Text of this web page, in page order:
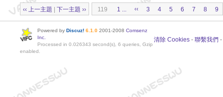
‹‹ 上一主題 下一主題 ›› 119 1 ... ‹‹ 3 4 5 6 7 8 9
清除 Cookies - 聯繫我們 -
Powered by Discuz! 6.1.0 2001-2008 Comsenz
Inc.
Processed in 0.026343 second(s), 6 queries, Gzip
enabled.